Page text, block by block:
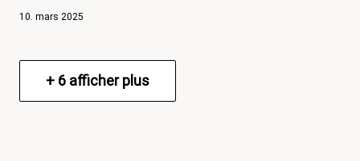
10. mars 2025
+ 6 afficher plus